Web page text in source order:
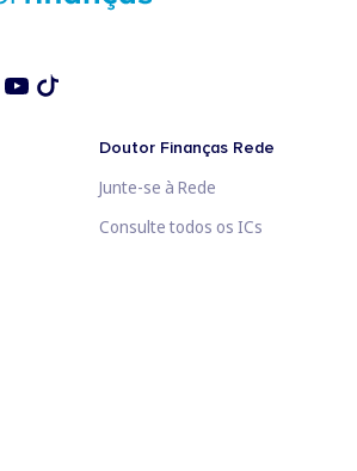
Doutor Finanças Rede
Junte-se à Rede
Consulte todos os ICs